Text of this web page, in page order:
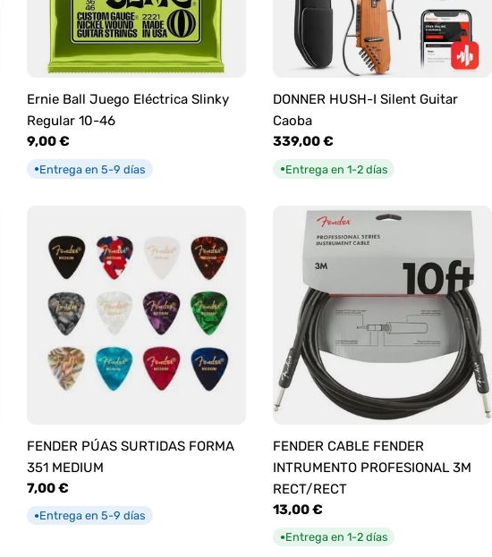
Ernie Ball Juego Eléctrica Slinky
Regular 10-46
Precio
habitual
9,00 €
●Entrega en 5-9 días
DONNER HUSH-I Silent Guitar
Caoba
Precio
habitual
339,00 €
●Entrega en 1-2 días
FENDER PÚAS SURTIDAS FORMA
351 MEDIUM
Precio
habitual
7,00 €
●Entrega en 5-9 días
FENDER CABLE FENDER
INTRUMENTO PROFESIONAL 3M
RECT/RECT
Precio
habitual
13,00 €
●Entrega en 1-2 días